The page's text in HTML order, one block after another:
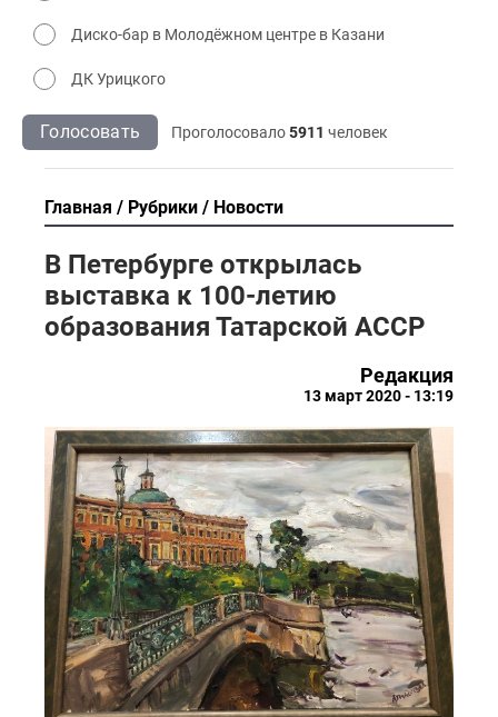
Диско-бар в Молодёжном центре в Казани
ДК Урицкого
Голосовать Проголосовало5911 человек
Главная Рубрики Новости
В Петербурге открылась
выставка к 100-летию
образования Татарской АССР
Редакция
13 март 2020 - 13:19